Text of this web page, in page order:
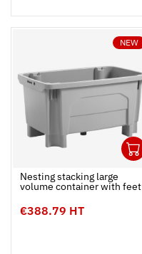
NEW
Nesting stacking large
volume container with feet
€388.79 HT